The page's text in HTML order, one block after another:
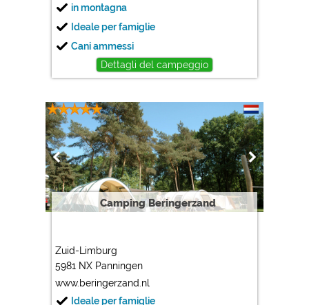
in montagna
Ideale per famiglie
Cani ammessi
Dettagli del campeggio
Camping Beringerzand
Zuid-Limburg
5981 NX Panningen
www.beringerzand.nl
Ideale per famiglie